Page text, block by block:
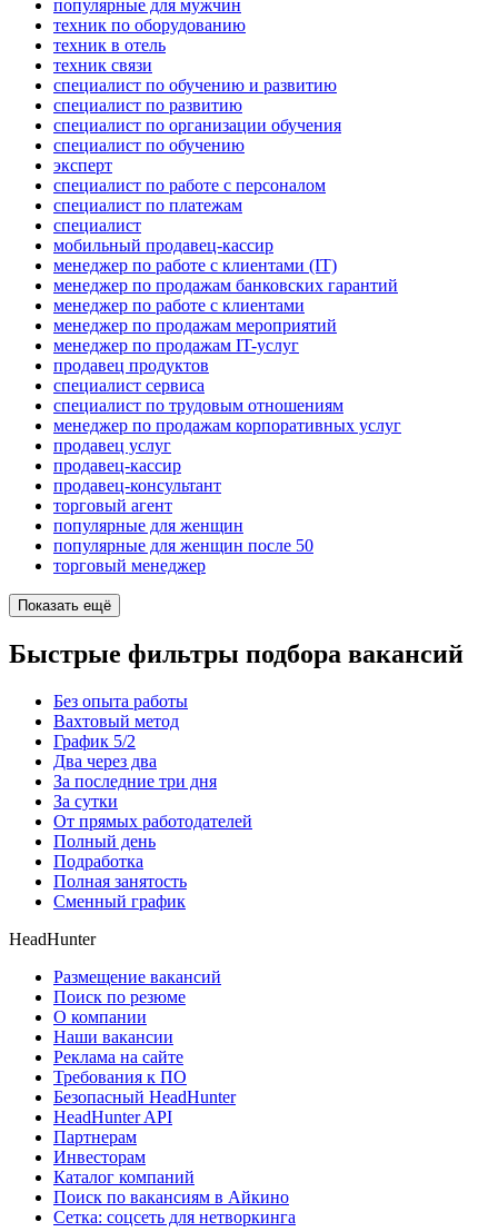
популярные для мужчин
техник по оборудованию
техник в отель
техник связи
специалист по обучению и развитию
специалист по развитию
специалист по организации обучения
специалист по обучению
эксперт
специалист по работе с персоналом
специалист по платежам
специалист
мобильный продавец-кассир
менеджер по работе с клиентами (IT)
менеджер по продажам банковских гарантий
менеджер по работе с клиентами
менеджер по продажам мероприятий
менеджер по продажам IT-услуг
продавец продуктов
специалист сервиса
специалист по трудовым отношениям
менеджер по продажам корпоративных услуг
продавец услуг
продавец-кассир
продавец-консультант
торговый агент
популярные для женщин
популярные для женщин после 50
торговый менеджер
Показать ещё
Быстрые фильтры подбора вакансий
Без опыта работы
Вахтовый метод
График 5/2
Два через два
За последние три дня
За сутки
От прямых работодателей
Полный день
Подработка
Полная занятость
Сменный график
HeadHunter
Размещение вакансий
Поиск по резюме
О компании
Наши вакансии
Реклама на сайте
Требования к ПО
Безопасный HeadHunter
HeadHunter API
Партнерам
Инвесторам
Каталог компаний
Поиск по вакансиям в Айкино
Сетка: соцсеть для нетворкинга